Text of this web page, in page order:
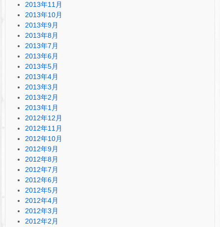
2013年11月
2013年10月
2013年9月
2013年8月
2013年7月
2013年6月
2013年5月
2013年4月
2013年3月
2013年2月
2013年1月
2012年12月
2012年11月
2012年10月
2012年9月
2012年8月
2012年7月
2012年6月
2012年5月
2012年4月
2012年3月
2012年2月